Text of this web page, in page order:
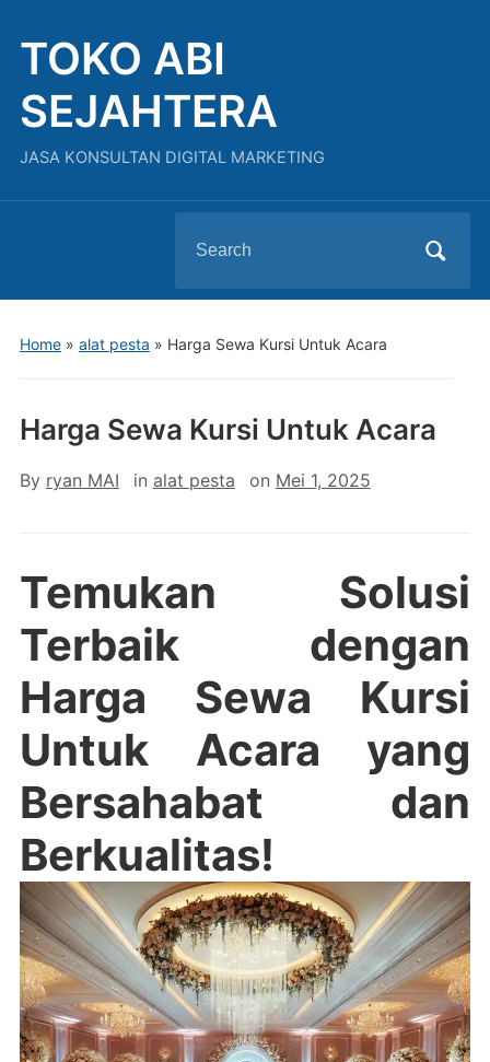
TOKO ABI
SEJAHTERA
JASA KONSULTAN DIGITAL MARKETING
for:
Home» alat pesta » Harga Sewa Kursi Untuk Acara
Harga Sewa Kursi Untuk Acara
By ryan MAI in alat pesta on Mei 1, 2025
Temukan Solusi
Terbaik dengan
Harga Sewa Kursi
Untuk Acara yang
Bersahabat dan
Berkualitas!